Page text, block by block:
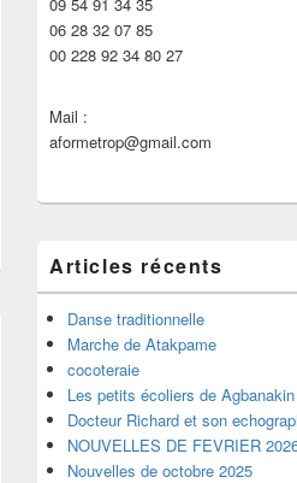
06 28 32 07 85
00 228 92 34 80 27
Mail :
aformetrop@gmail.com
Articles récents
Danse traditionnelle
Marche de Atakpame
cocoteraie
Les petits écoliers de Agbanakin
Docteur Richard et son
NOUVELLES DE FEVRIER
Nouvelles de octobre 2025